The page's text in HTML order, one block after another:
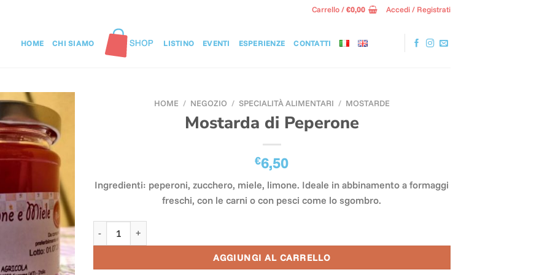
Carrello /€0,00 Accedi / Registrati
HOME CHI SIAMO LISTINO EVENTI ESPERIENZE CONTATTI
HOME / NEGOZIO / SPECIALITÀ ALIMENTARI / MOSTARDE
Mostarda di Peperone
€6,50
Ingredienti: peperoni, zucchero, miele, limone. Ideale in abbinamento a formaggi
freschi, con le carni o con pesci come lo sgombro.
AGGIUNGI AL CARRELLO